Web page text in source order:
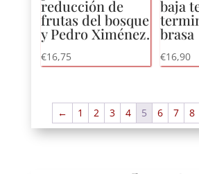
reducción de
frutas del bosque
y Pedro Ximénez.
€16,75
baja
brasa
€16,90
← 1 2 3 4 5 6 7 8